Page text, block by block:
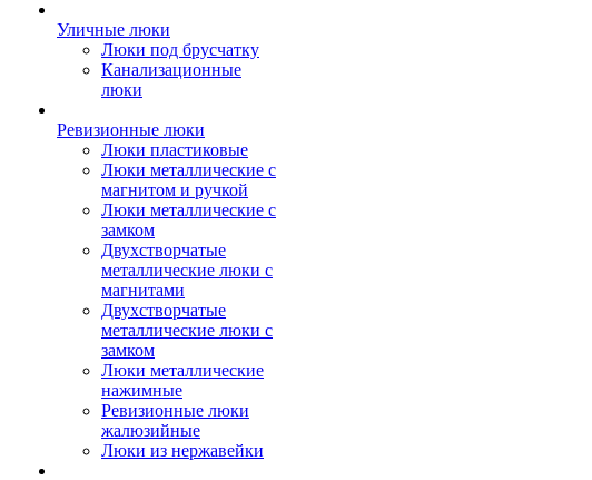
Уличные люки
Люки под брусчатку
Канализационные
люки
Ревизионные люки
Люки пластиковые
Люки металлические с
магнитом и ручкой
Люки металлические с
замком
Двухстворчатые
металлические люки с
магнитами
Двухстворчатые
металлические люки с
замком
Люки металлические
нажимные
Ревизионные люки
жалюзийные
Люки из нержавейки